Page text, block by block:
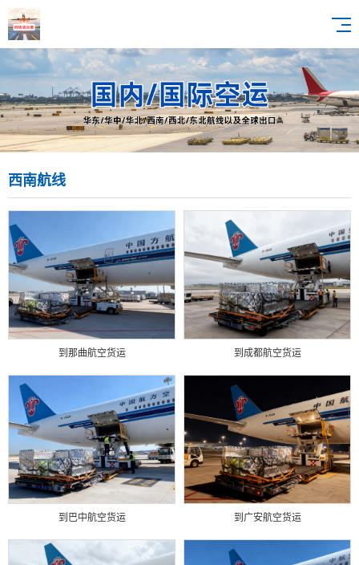
西南航线
到那曲航空货运 到成都航空货运
到巴中航空货运 到广安航空货运